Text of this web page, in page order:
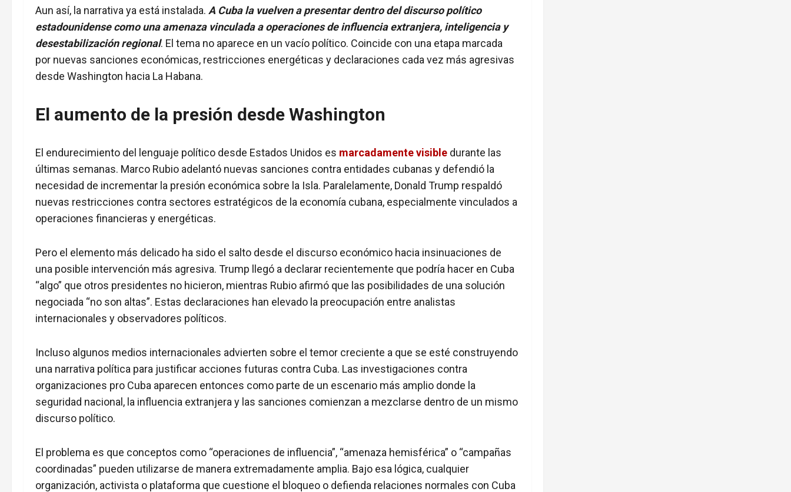
nuevo
pretexto
contra
la
Isla?
Aun así, la narrativa ya está instalada. A Cuba la vuelven a presentar dentro del discurso político
estadounidense como una amenaza vinculada a operaciones de influencia extranjera, inteligencia y
desestabilización regional. El tema no aparece en un vacío político. Coincide con una etapa marcada
por nuevas sanciones económicas, restricciones energéticas y declaraciones cada vez más agresivas
desde Washington hacia La Habana.
El aumento de la presión desde Washington
El endurecimiento del lenguaje político desde Estados Unidos es marcadamente visible durante las
últimas semanas. Marco Rubio adelantó nuevas sanciones contra entidades cubanas y defendió la
necesidad de incrementar la presión económica sobre la Isla. Paralelamente, Donald Trump respaldó
nuevas restricciones contra sectores estratégicos de la economía cubana, especialmente vinculados a
operaciones financieras y energéticas.
Pero el elemento más delicado ha sido el salto desde el discurso económico hacia insinuaciones de
una posible intervención más agresiva. Trump llegó a declarar recientemente que podría hacer en Cuba
“algo” que otros presidentes no hicieron, mientras Rubio afirmó que las posibilidades de una solución
negociada “no son altas”. Estas declaraciones han elevado la preocupación entre analistas
internacionales y observadores políticos.
Incluso algunos medios internacionales advierten sobre el temor creciente a que se esté construyendo
una narrativa política para justificar acciones futuras contra Cuba. Las investigaciones contra
organizaciones pro Cuba aparecen entonces como parte de un escenario más amplio donde la
seguridad nacional, la influencia extranjera y las sanciones comienzan a mezclarse dentro de un mismo
discurso político.
El problema es que conceptos como “operaciones de influencia”, “amenaza hemisférica” o “campañas
coordinadas” pueden utilizarse de manera extremadamente amplia. Bajo esa lógica, cualquier
organización, activista o plataforma que cuestione el bloqueo o defienda relaciones normales con Cuba